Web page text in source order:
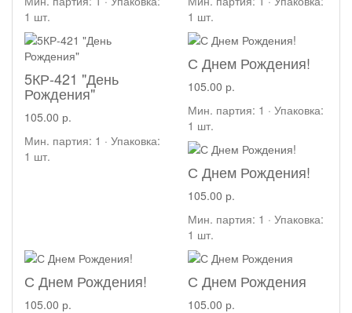
1 шт.
1 шт.
5КР-421 "День
Рождения"
105.00 р.
Мин. партия: 1 · Упаковка:
1 шт.
С Днем Рождения!
105.00 р.
Мин. партия: 1 · Упаковка:
1 шт.
С Днем Рождения!
105.00 р.
Мин. партия: 1 · Упаковка:
1 шт.
С Днем Рождения!
105.00 р.
С Днем Рождения
105.00 р.